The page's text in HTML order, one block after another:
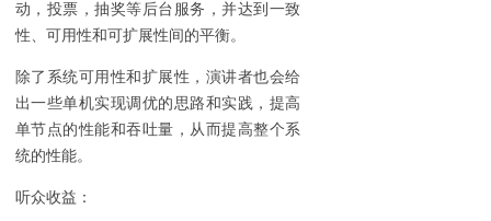
动，投票，抽奖等后台服务，并达到一致
性、可用性和可扩展性间的平衡。
除了系统可用性和扩展性，演讲者也会给
出一些单机实现调优的思路和实践，提高
单节点的性能和吞吐量，从而提高整个系
统的性能。
听众收益：